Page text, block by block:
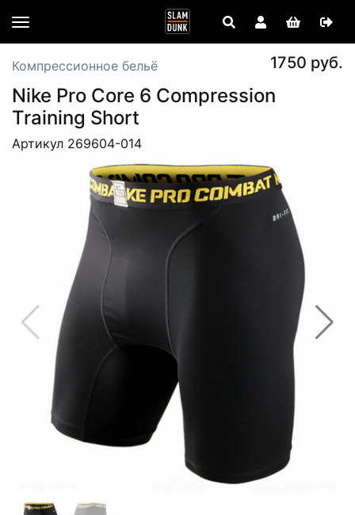
Компрессионное бельё 1750 руб.
Nike Pro Core 6 Compression
Training Short
Артикул 269604-014